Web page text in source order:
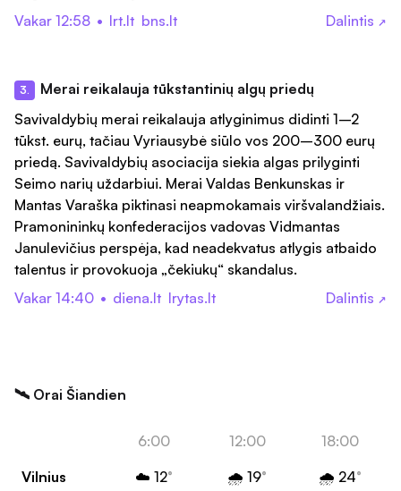
Vakar 12:58 • lrt.lt bns.lt Dalintis ↗
3.
Merai reikalauja tūkstantinių algų priedų
Savivaldybių merai reikalauja atlyginimus didinti 1–2
tūkst. eurų, tačiau Vyriausybė siūlo vos 200–300 eurų
priedą. Savivaldybių asociacija siekia algas prilyginti
Seimo narių uždarbiui. Merai Valdas Benkunskas ir
Mantas Varaška piktinasi neapmokamais viršvalandžiais.
Pramonininkų konfederacijos vadovas Vidmantas
Janulevičius perspėja, kad neadekvatus atlygis atbaido
talentus ir provokuoja „čekiukų“ skandalus.
Vakar 14:40 • diena.lt lrytas.lt Dalintis ↗
🛰️ Orai Šiandien
6:00 12:00
18:00
Vilnius
☁️ 12° 🌧️ 19° 🌧️ 24°